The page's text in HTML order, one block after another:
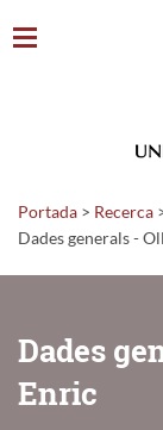
Portada > Recerca
Dades generals -
Dades
Enric